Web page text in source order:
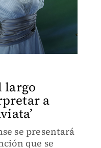
largo
a
se presentará
que se